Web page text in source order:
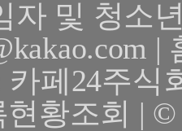
자 및 청소
카페24주식
황조회 | ©